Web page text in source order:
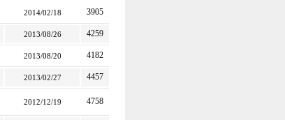
2014/02/18 3905
2013/08/26 4259
2013/08/20 4182
2013/02/27 4457
2012/12/19 4758